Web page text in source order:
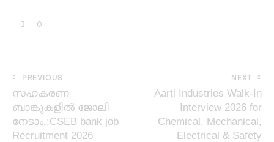
0
PREVIOUS
സഹകരണ
ബാങ്കുകളിൽ ജോലി
നേടാം,;CSEB bank job
Recruitment 2026
NEXT
Aarti Industries Walk-In
Interview 2026 for
Chemical, Mechanical,
Electrical & Safety